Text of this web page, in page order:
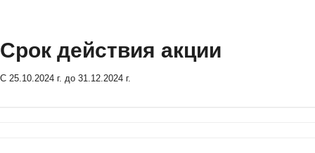
Срок действия акции
С 25.10.2024 г. до 31.12.2024 г.